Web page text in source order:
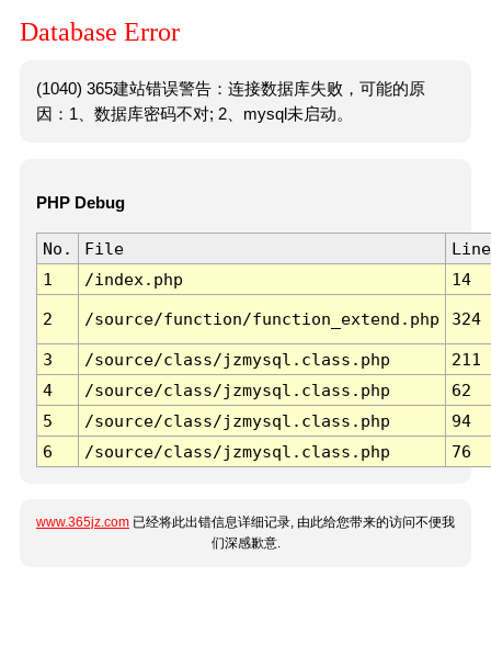
Database Error
(1040) 365建站错误警告：连接数据库失败，可能的原
因：1、数据库密码不对; 2、mysql未启动。
PHP Debug
No. File
Line
1
/index.php 14
2 /source/function/function_extend.php 324
3 /source/class/jzmysql.class.php
211
4
/source/class/jzmysql.class.php
62
5
/source/class/jzmysql.class.php
94
6
/source/class/jzmysql.class.php 76
www.365jz.com 已经将此出错信息详细记录, 由此给您带来的访问不便我
们深感歉意.